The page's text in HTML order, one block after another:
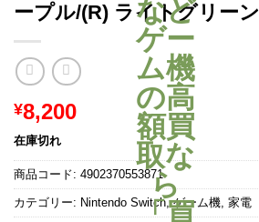
ープル/(R) ライトグリーン
¥8,200
在庫切れ
商品コード: 4902370553871
カテゴリー: Nintendo Switch,ゲーム機 家電